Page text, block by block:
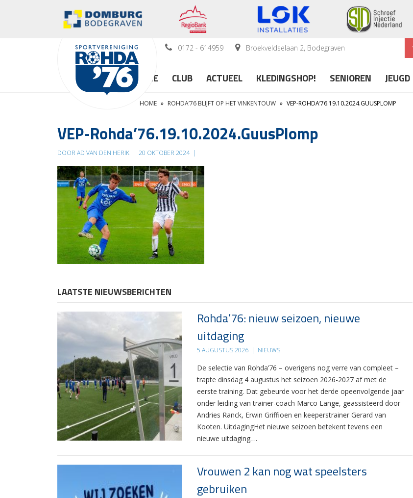
0172 - 614959 Broekveldselaan 2, Bodegraven
HOME CLUB ACTUEEL KLEDINGSHOP! SENIOREN JEUGD
HOME » ROHDA’76 BLIJFT OP HET VINKENTOUW » VEP-ROHDA’76.19.10.2024.GUUSPLOMP
VEP-Rohda’76.19.10.2024.GuusPlomp
DOOR AD VAN DEN HERIK | 20 OKTOBER 2024 |
LAATSTE NIEUWSBERICHTEN
Rohda’76: nieuw seizoen, nieuwe
uitdaging
5 AUGUSTUS 2026 | NIEUWS
De selectie van Rohda’76 – overigens nog verre van compleet –
trapte dinsdag 4 augustus het seizoen 2026-2027 af met de
eerste training. Dat gebeurde voor het derde opeenvolgende jaar
onder leiding van trainer-coach Marco Lange, geassisteerd door
Andries Ranck, Erwin Griffioen en keeperstrainer Gerard van
Kooten. UitdagingHet nieuwe seizoen betekent tevens een
nieuwe uitdaging….
Vrouwen 2 kan nog wat speelsters
gebruiken